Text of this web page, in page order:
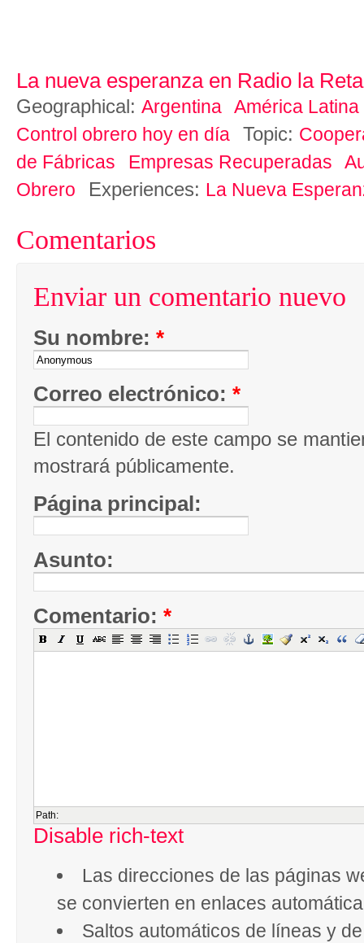
La nueva esperanza en Radio la
Geographical: Argentina América Latina
Control obrero hoy en día
Topic:
de Fábricas
Empresas Recuperadas
Obrero
Experiences: La Nueva
Comentarios
Enviar un comentario nuevo
Su nombre: *
Correo electrónico: *
El contenido de este campo se
mostrará públicamente.
Página principal:
Asunto:
Comentario: *
Path:
Disable rich-text
Las direcciones de las páginas
se convierten en enlaces
Saltos automáticos de líneas y